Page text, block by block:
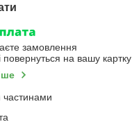
замовлення
повернуться на вашу картку
частинами